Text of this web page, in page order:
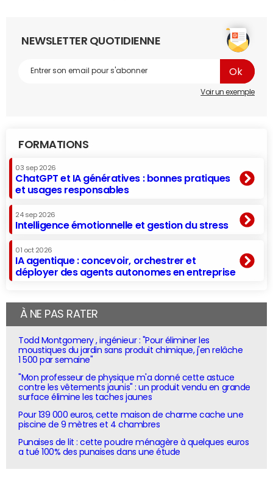
NEWSLETTER QUOTIDIENNE
Voir un exemple
FORMATIONS
03 sep 2026
ChatGPT et IA génératives : bonnes pratiques
et usages responsables
24 sep 2026
Intelligence émotionnelle et gestion du stress
01 oct 2026
IA agentique : concevoir, orchestrer et
déployer des agents autonomes en entreprise
À NE PAS RATER
Todd Montgomery , ingénieur : "Pour éliminer les
moustiques du jardin sans produit chimique, j'en relâche
1 500 par semaine"
"Mon professeur de physique m'a donné cette astuce
contre les vêtements jaunis" : un produit vendu en grande
surface élimine les taches jaunes
Pour 139 000 euros, cette maison de charme cache une
piscine de 9 mètres et 4 chambres
Punaises de lit : cette poudre ménagère à quelques euros
a tué 100% des punaises dans une étude